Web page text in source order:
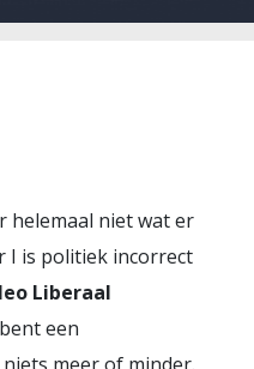
helemaal niet wat er
I is politiek incorrect
Liberaal
een